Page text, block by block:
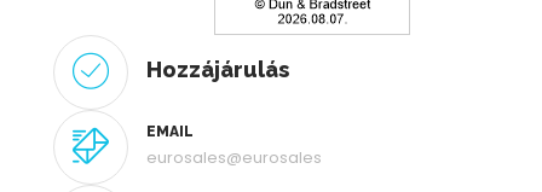
Hozzájárulás
EMAIL
eurosales@eurosales